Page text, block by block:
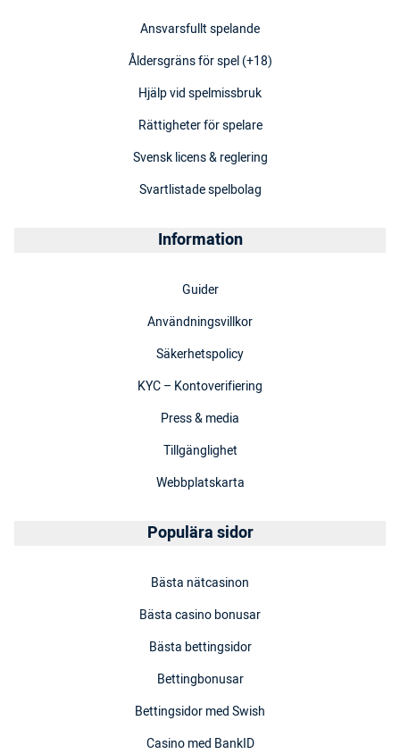
Ansvarsfullt spelande
Åldersgräns för spel (+18)
Hjälp vid spelmissbruk
Rättigheter för spelare
Svensk licens & reglering
Svartlistade spelbolag
Information
Guider
Användningsvillkor
Säkerhetspolicy
KYC – Kontoverifiering
Press & media
Tillgänglighet
Webbplatskarta
Populära sidor
Bästa nätcasinon
Bästa casino bonusar
Bästa bettingsidor
Bettingbonusar
Bettingsidor med Swish
Casino med BankID